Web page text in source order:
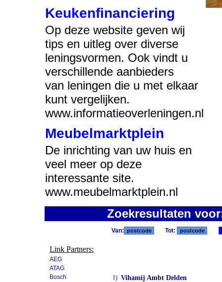
Keukenfinanciering
Op deze website geven wij
tips en uitleg over diverse
leningsvormen. Ook vindt u
verschillende aanbieders
van leningen die u met elkaar
kunt vergelijken.
www.informatieoverleningen.nl
Meubelmarktplein
De inrichting van uw huis en
veel meer op deze
interessante site.
www.meubelmarktplein.nl
Zoekresultaten
Link Partners:
AEG
ATAG
Bosch
Van: Tot:
1) Vihamij Ambt Delden